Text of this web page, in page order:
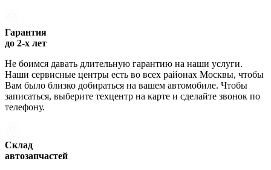
Гарантия
до 2-х лет
Не боимся давать длительную гарантию на наши услуги.
Наши сервисные центры есть во всех районах Москвы, чтобы
Вам было близко добираться на вашем автомобиле. Чтобы
записаться, выберите техцентр на карте и сделайте звонок по
телефону.
Склад
автозапчастей